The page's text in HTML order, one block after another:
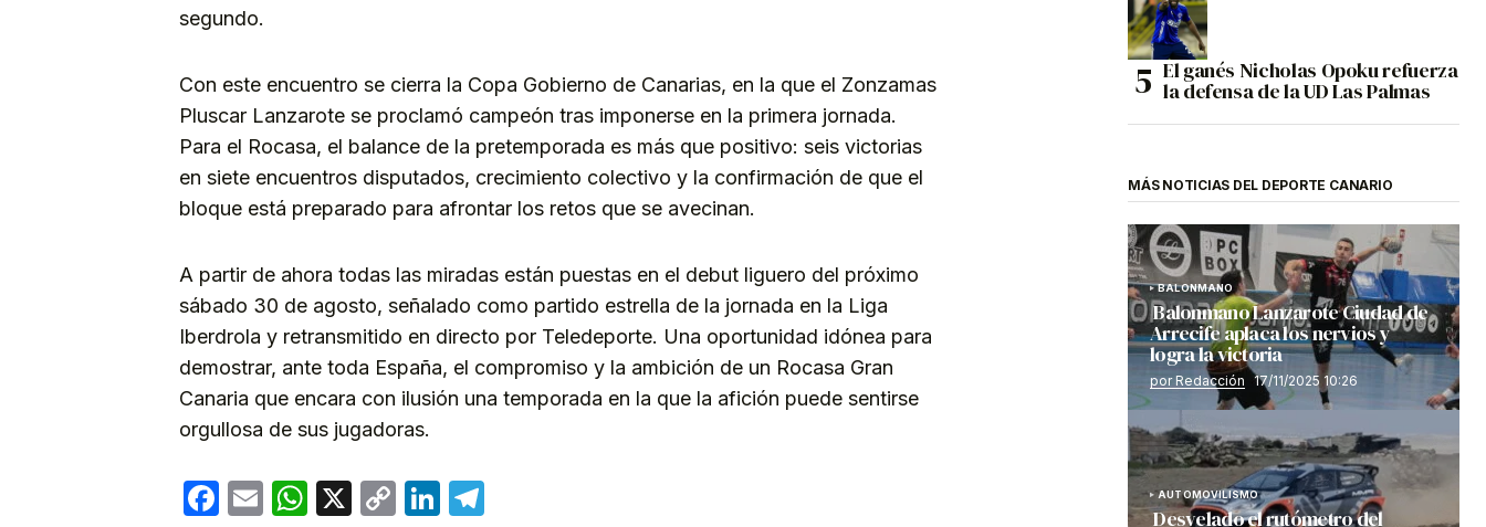
segundo.
Con este encuentro se cierra la Copa Gobierno de Canarias, en la que el Zonzamas
Pluscar Lanzarote se proclamó campeón tras imponerse en la primera jornada.
Para el Rocasa, el balance de la pretemporada es más que positivo: seis victorias
en siete encuentros disputados, crecimiento colectivo y la confirmación de que el
bloque está preparado para afrontar los retos que se avecinan.
A partir de ahora todas las miradas están puestas en el debut liguero del próximo
sábado 30 de agosto, señalado como partido estrella de la jornada en la Liga
Iberdrola y retransmitido en directo por Teledeporte. Una oportunidad idónea para
demostrar, ante toda España, el compromiso y la ambición de un Rocasa Gran
Canaria que encara con ilusión una temporada en la que la afición puede sentirse
orgullosa de sus jugadoras.
Facebook
EmailWhatsApp
X
CopyLinkedIn
El ganés Nicholas Opoku refuerza
la defensa de la UD Las Palmas
MÁS NOTICIAS DEL DEPORTE CANARIO
BALONMANO
Balonmano Lanzarote Ciudad de
Arrecife aplaca los nervios y
logra la victoria
por Redacción 17/11/2025 10:26
AUTOMOVILISMO
Desvelado el rutómetro del